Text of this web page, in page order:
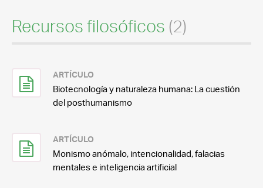
Recursos filosóficos (2)
ARTÍCULO
Biotecnología y naturaleza humana: La cuestión
del posthumanismo
ARTÍCULO
Monismo anómalo, intencionalidad, falacias
mentales e inteligencia artificial